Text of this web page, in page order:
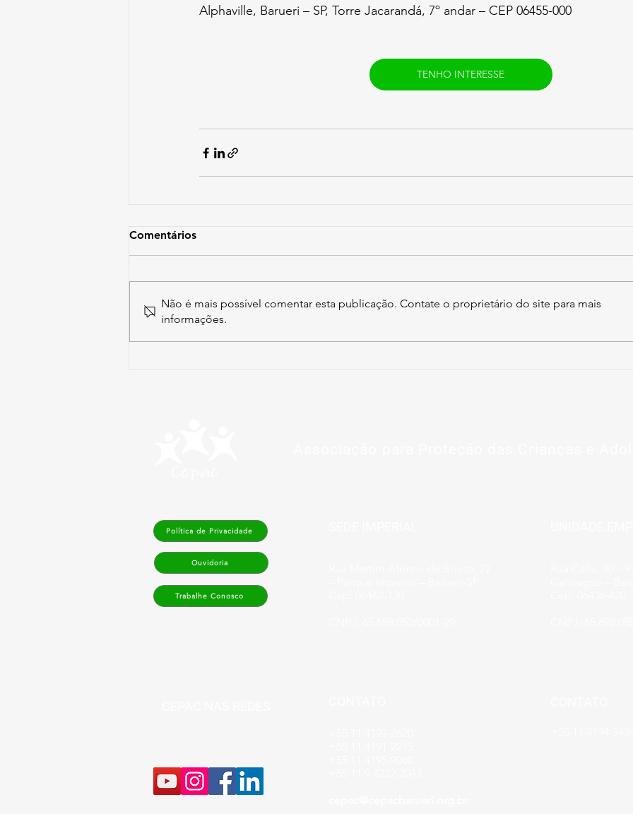
Alphaville, Barueri – SP, Torre Jacarandá, 7º andar – CEP 06455-000
TENHO INTERESSE
Comentários
Não é mais possível comentar esta publicação. Contate o proprietário do site para mais
informações.
Política de Privacidade
Ouvidoria
Trabalhe Conosco